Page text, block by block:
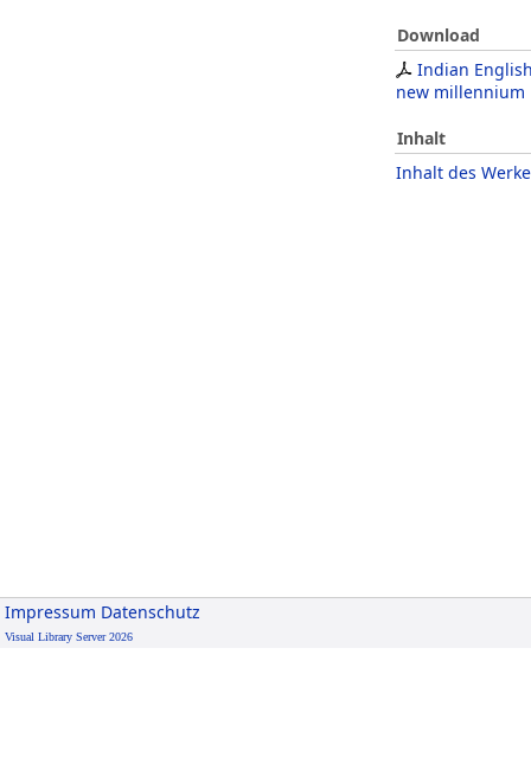
Download
Indian
new millennium
Inhalt
Inhalt des
Impressum Datenschutz
Visual Library Server 2026